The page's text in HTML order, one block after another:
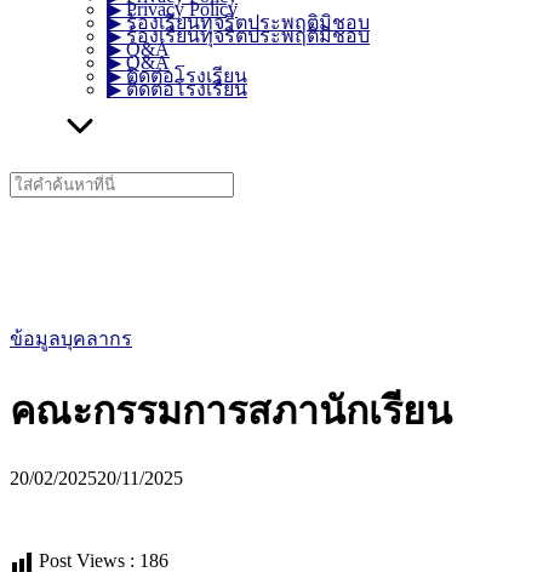
▶︎ ร้องเรียนทุจริตประพฤติมิชอบ
▶︎ Q&A
▶︎ ติดต่อโรงเรียน
▶︎ Privacy Policy
▶︎ ร้องเรียนทุจริตประพฤติมิชอบ
▶︎ Q&A
▶︎ ติดต่อโรงเรียน
Search
for:
ข้อมูลบุคลากร
คณะกรรมการสภานักเรียน
20/02/202520/11/2025
Post Views : 186